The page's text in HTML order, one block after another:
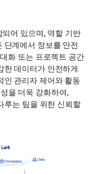
되어 있으며, 역할 기반
단계에서 정보를 안전
화 또는 프로젝트 공간
한 데이터가 안전하게
인 관리자 제어와 활동
을 더욱 강화하여,
루는 팀을 위한 신뢰할